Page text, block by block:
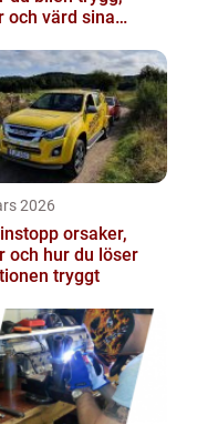
och värd sina
2026
orsaker,
och hur du löser
tryggt